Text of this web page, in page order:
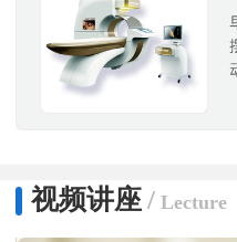
视频讲座/ Lecture